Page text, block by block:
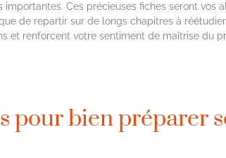
importantes. Ces précieuses fiches seront vos
de repartir sur de longs chapitres à
et renforcent votre sentiment de maîtrise du
pour bien préparer